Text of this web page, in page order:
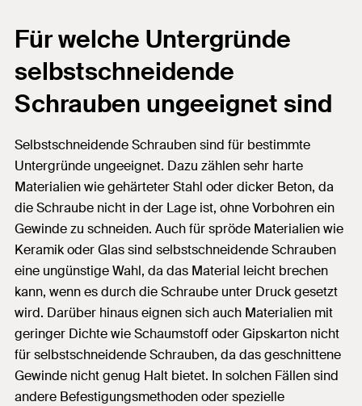
Für welche Untergründe
selbstschneidende
Schrauben ungeeignet sind
Selbstschneidende Schrauben sind für bestimmte
Untergründe ungeeignet. Dazu zählen sehr harte
Materialien wie gehärteter Stahl oder dicker Beton, da
die Schraube nicht in der Lage ist, ohne Vorbohren ein
Gewinde zu schneiden. Auch für spröde Materialien wie
Keramik oder Glas sind selbstschneidende Schrauben
eine ungünstige Wahl, da das Material leicht brechen
kann, wenn es durch die Schraube unter Druck gesetzt
wird. Darüber hinaus eignen sich auch Materialien mit
geringer Dichte wie Schaumstoff oder Gipskarton nicht
für selbstschneidende Schrauben, da das geschnittene
Gewinde nicht genug Halt bietet. In solchen Fällen sind
andere Befestigungsmethoden oder spezielle